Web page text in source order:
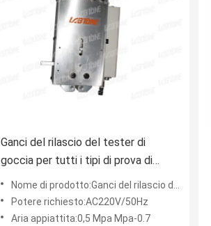
Ganci del rilascio del tester di
goccia per tutti i tipi di prova di
goccia libera del prodotto
Nome di prodotto:Ganci del rilascio del tester di goccia
Potere richiesto:AC220V/50Hz
Aria appiattita:0,5 Mpa Mpa-0.7